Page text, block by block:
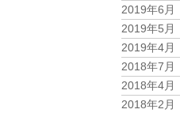
2019年6月
2019年5月
2019年4月
2018年7月
2018年4月
2018年2月